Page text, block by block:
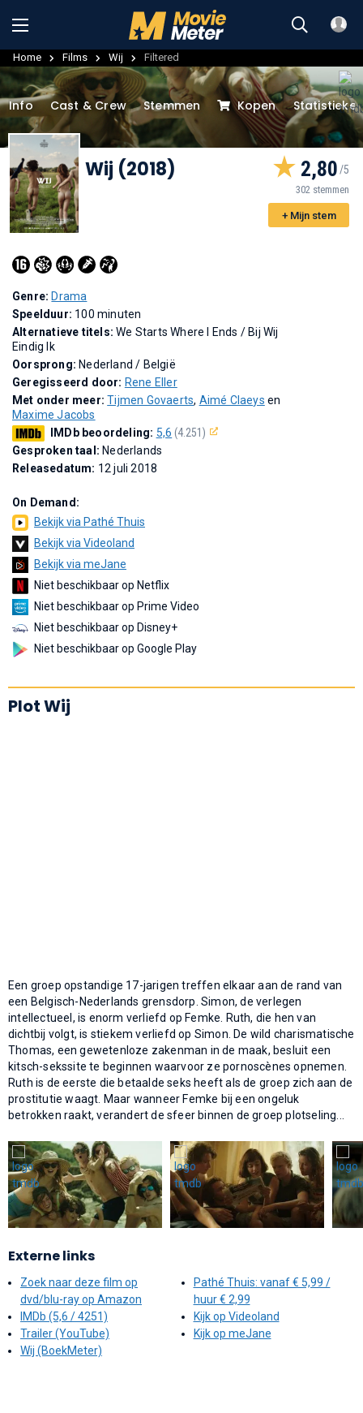
Home Films Wij Filtered
Info Cast & Crew Stemmen Kopen
Wij (2018) 2,80
302 stemmen
+ Mijn stem
Genre: Drama
Speelduur: 100 minuten
Alternatieve titels:We Starts Where I Ends / Bij Wij
Eindig Ik
Oorsprong: Nederland / België
Geregisseerd door: Rene Eller
Met onder meer:Tijmen Govaerts, Aimé Claeys en
Maxime Jacobs
IMDb beoordeling: 5,6 (4.251)
Gesproken taal: Nederlands
Releasedatum: 12 juli 2018
On Demand:
Bekijk via Pathé Thuis
Bekijk via Videoland
Bekijk via meJane
Niet beschikbaar op Netflix
Niet beschikbaar op Prime Video
Niet beschikbaar op Disney+
Niet beschikbaar op Google Play
Plot Wij
Een groep opstandige 17-jarigen treffen elkaar aan de rand van
een Belgisch-Nederlands grensdorp. Simon, de verlegen
intellectueel, is enorm verliefd op Femke. Ruth, die hen van
dichtbij volgt, is stiekem verliefd op Simon. De wild charismatische
Thomas, een gewetenloze zakenman in de maak, besluit een
kitsch-sekssite te beginnen waarvoor ze pornoscènes opnemen.
Ruth is de eerste die betaalde seks heeft als de groep zich aan de
prostitutie waagt. Maar wanneer Femke bij een ongeluk
betrokken raakt, verandert de sfeer binnen de groep plotseling...
Externe links
Zoek naar deze film op
dvd/blu-ray op Amazon
IMDb (5,6 / 4251)
Trailer (YouTube)
Wij (BoekMeter)
Pathé Thuis: vanaf € 5,99 /
huur € 2,99
Kijk op Videoland
Kijk op meJane